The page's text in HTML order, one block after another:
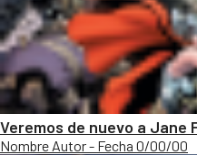
Veremos de nuevo a Jane
Nombre Autor - Fecha 0/00/00